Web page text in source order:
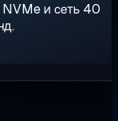
и сеть 40